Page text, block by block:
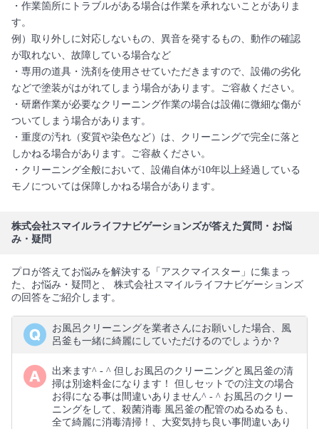
・作業箇所にトラブルがある場合は作業を承れないことがありま
す。
例）取り外しに対応しないもの、異音を発するもの、動作の確認
が取れない、故障している場合など
・専用の道具・洗剤を使用させていただきますので、設備の劣化
などで塗装がはがれてしまう場合があります。ご容赦ください。
・研磨作業が必要なクリーニング作業の場合は設備に微細な傷が
ついてしまう場合があります。
・重度の汚れ（変質や染色など）は、クリーニングで完全に落と
しかねる場合があります。ご容赦ください。
・クリーニング全般において、設備自体が10年以上経過している
モノについては保障しかねる場合があります。
株式会社スマイルライフナビゲーションズが答えた質問・お悩
み・疑問
プロが答えてお悩みを解決する「アスクマイスター」に集まっ
た、お悩み・疑問と、 株式会社スマイルライフナビゲーションズ
の回答をご紹介します。
お風呂クリーニングを業者さんにお願いした場合、風
呂釜も一緒に綺麗にしていただけるのでしょうか？
出来ます^ - ^ 但しお風呂のクリーニングと風呂釜の清
掃は別途料金になります！ 但しセットでの注文の場合
お得になる事は間違いありません^ - ^ お風呂のクリー
ニングをして、殺菌消毒 風呂釜の配管のぬるぬるも、
全て綺麗に消毒清掃！、大変気持ち良い事間違いあり